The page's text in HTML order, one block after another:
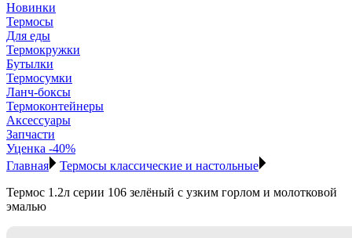
Новинки
Термосы
Для еды
Термокружки
Бутылки
Термосумки
Ланч-боксы
Термоконтейнеры
Аксессуары
Запчасти
Уценка -40%
Главная
Термосы классические и настольные
Термос 1.2л серии 106 зелёный с узким горлом и молотковой
эмалью